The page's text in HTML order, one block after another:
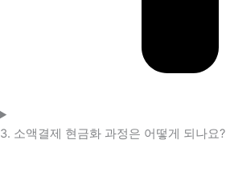
3. 소액결제 현금화 과정은 어떻게 되나요?